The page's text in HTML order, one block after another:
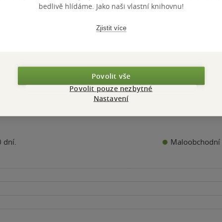
hvězdiček
439 Kč
490 Kč
hvězdiček
357 Kč
dní. Maloobchodní
bedlivě hlídáme. Jako naši vlastní knihovnu!
Zjistit více
Povolit vše
Povolit pouze nezbytné
Nastavení